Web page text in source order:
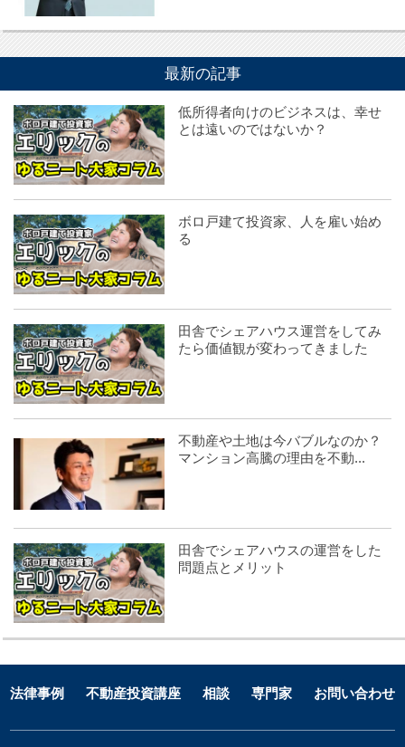
最新の記事
低所得者向けのビジネスは、幸せ
とは遠いのではないか？
ボロ戸建て投資家、人を雇い始め
る
田舎でシェアハウス運営をしてみ
たら価値観が変わってきました
不動産や土地は今バブルなのか？
マンション高騰の理由を不動...
田舎でシェアハウスの運営をした
問題点とメリット
法律事例 不動産投資講座 相談 専門家 お問い合わせ